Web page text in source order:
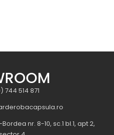
744 514 871
nr. 8-10, sc.1 bl.1, apt 2,